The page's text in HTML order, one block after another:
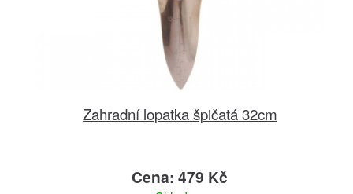
Zahradní lopatka špičatá 32cm
Cena: 479 Kč